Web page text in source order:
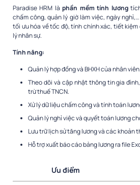
Paradise HRM làphần mềm tính lương
chấm công, quản lý giờ làm việc, ngày
tối ưu hóa về tốc độ, tính chính xác, tiết
lý nhân sự.
Tính năng:
Quản lý hợp đồng và BHXH của nhân viên.
Theo dõi và cập nhật thông tin gia
trừ thuế TNCN.
Xử lý dữ liệu chấm công và tính toán
Quản lý nghỉ việc và quyết toán lương
Lưu trữ lịch sử tăng lương và các khoản
Hỗ trợ xuất báo cáo bảng lương ra file
Ưu điểm